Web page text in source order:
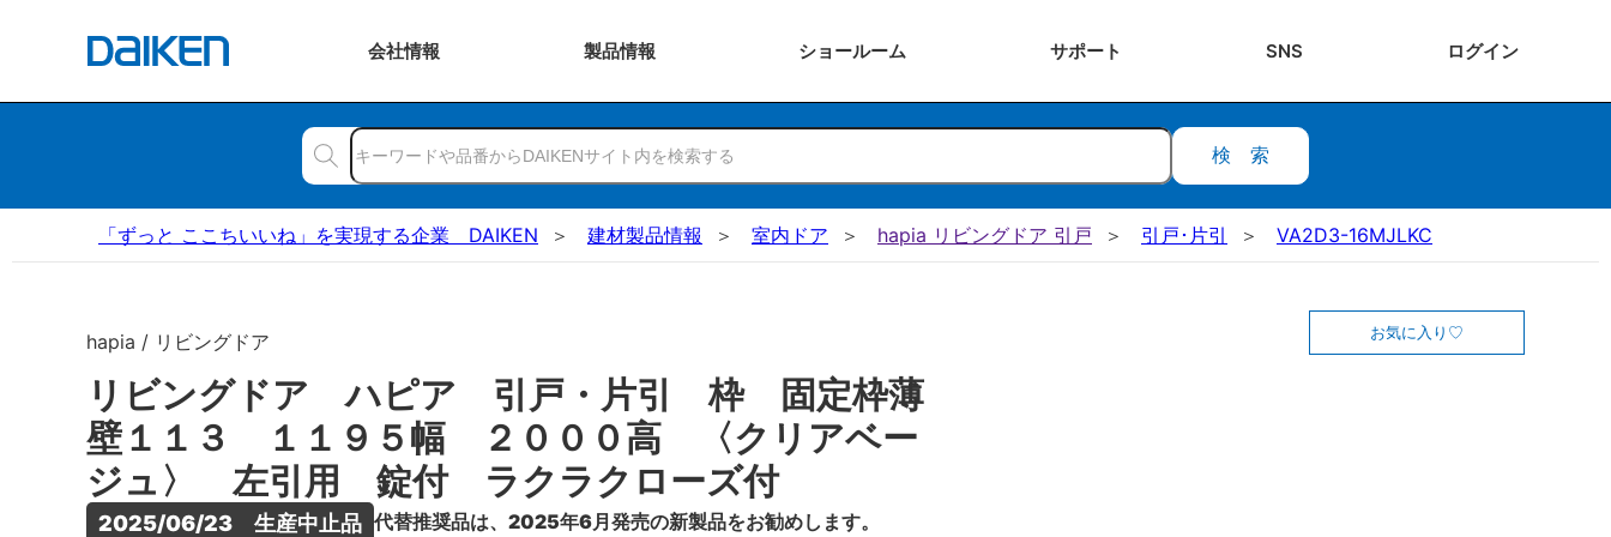
会社情報 製品情報 ショールーム サポート SNS ログイン
検索
「ずっと ここちいいね」を実現する企業 DAIKEN 建材製品情報 室内ドア hapia リビングドア 引戸 引戸･片引 VA2D3-16MJLKC
hapia / リビングドア
リビングドア ハピア 引戸・片引 枠 固定枠薄
壁１１３ １１９５幅 ２０００高 〈クリアベー
ジュ〉 左引用 錠付 ラクラクローズ付
2025/06/23　生産中止品 代替推奨品は、2025年6月発売の新製品をお勧めします。
お気に入り